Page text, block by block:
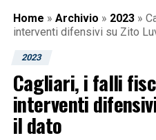
Home » Archivio » 2023 »
interventi difensivi su Zito
2023
Cagliari, i falli
interventi
il dato